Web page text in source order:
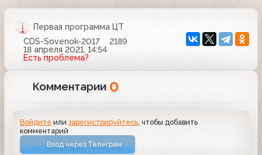
Первая программа ЦТ
CDS-Sovenok-2017
2189
18 апреля 2021, 14:54
Есть проблема?
Комментарии 0
Войдите илизарегистрируйтесь , чтобы добавить
комментарий
Вход через Телеграм